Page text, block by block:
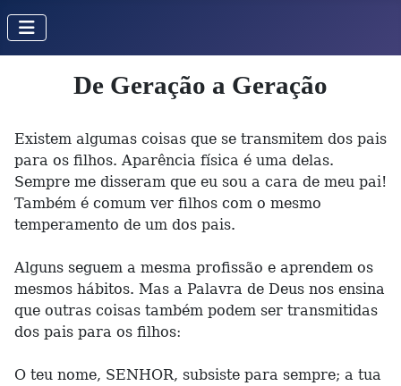
De Geração a Geração
Existem algumas coisas que se transmitem dos pais
para os filhos. Aparência física é uma delas.
Sempre me disseram que eu sou a cara de meu pai!
Também é comum ver filhos com o mesmo
temperamento de um dos pais.
Alguns seguem a mesma profissão e aprendem os
mesmos hábitos. Mas a Palavra de Deus nos ensina
que outras coisas também podem ser transmitidas
dos pais para os filhos:
O teu nome, SENHOR, subsiste para sempre; a tua